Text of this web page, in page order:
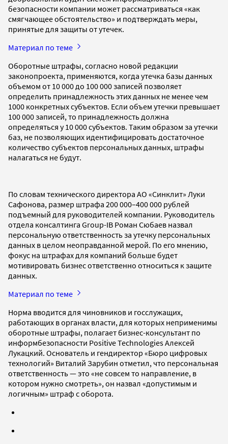
безопасности компании может рассматриваться «как
смягчающее обстоятельство» и подтверждать меры,
принятые для защиты от утечек.
Материал по теме
Оборотные штрафы, согласно новой редакции
законопроекта, применяются, когда утечка базы данных
объемом от 10 000 до 100 000 записей позволяет
определить принадлежность этих данных не менее чем
1000 конкретных субъектов. Если объем утечки превышает
100 000 записей, то принадлежность должна
определяться у 10 000 субъектов. Таким образом за утечки
баз, не позволяющих идентифицировать достаточное
количество субъектов персональных данных, штрафы
налагаться не будут.
По словам технического директора АО «Синклит» Луки
Сафонова, размер штрафа 200 000–400 000 рублей
подъемный для руководителей компании. Руководитель
отдела консалтинга Group-IB Роман Сюбаев назвал
персональную ответственность за утечку персональных
данных в целом неоправданной мерой. По его мнению,
фокус на штрафах для компаний больше будет
мотивировать бизнес ответственно относиться к защите
данных.
Материал по теме
Норма вводится для чиновников и госслужащих,
работающих в органах власти, для которых неприменимы
оборотные штрафы, полагает бизнес-консультант по
информбезопасности Positive Technologies Алексей
Лукацкий. Основатель и гендиректор «Бюро цифровых
технологий» Виталий Зарубин отметил, что персональная
ответственность — это «не совсем то направление, в
котором нужно смотреть», он назвал «допустимым и
логичным» штраф с оборота.